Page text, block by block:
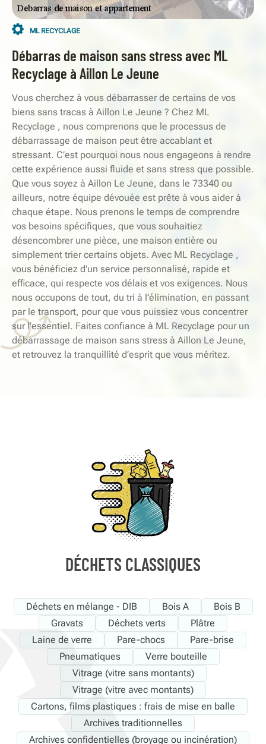
ML RECYCLAGE
Débarras de maison sans stress avec ML
Recyclage à Aillon Le Jeune
Vous cherchez à vous débarrasser de certains de vos
biens sans tracas à Aillon Le Jeune ? Chez ML
Recyclage , nous comprenons que le processus de
débarrassage de maison peut être accablant et
stressant. C’est pourquoi nous nous engageons à rendre
cette expérience aussi fluide et sans stress que possible.
Que vous soyez à Aillon Le Jeune, dans le 73340 ou
ailleurs, notre équipe dévouée est prête à vous aider à
chaque étape. Nous prenons le temps de comprendre
vos besoins spécifiques, que vous souhaitiez
désencombrer une pièce, une maison entière ou
simplement trier certains objets. Avec ML Recyclage ,
vous bénéficiez d’un service personnalisé, rapide et
efficace, qui respecte vos délais et vos exigences. Nous
nous occupons de tout, du tri à l’élimination, en passant
par le transport, pour que vous puissiez vous concentrer
sur l’essentiel. Faites confiance à ML Recyclage pour un
débarrassage de maison sans stress à Aillon Le Jeune,
et retrouvez la tranquillité d’esprit que vous méritez.
DÉCHETS CLASSIQUES
Déchets en mélange - DIB Bois A
Bois B
Gravats
Déchets verts
Plâtre
Laine de verre
Pare-chocs
Pare-brise
Pneumatiques
Verre bouteille
Vitrage (vitre sans montants)
Vitrage (vitre avec montants)
Cartons, films plastiques : frais de mise en balle
Archives traditionnelles
Archives confidentielles (broyage ou incinération)